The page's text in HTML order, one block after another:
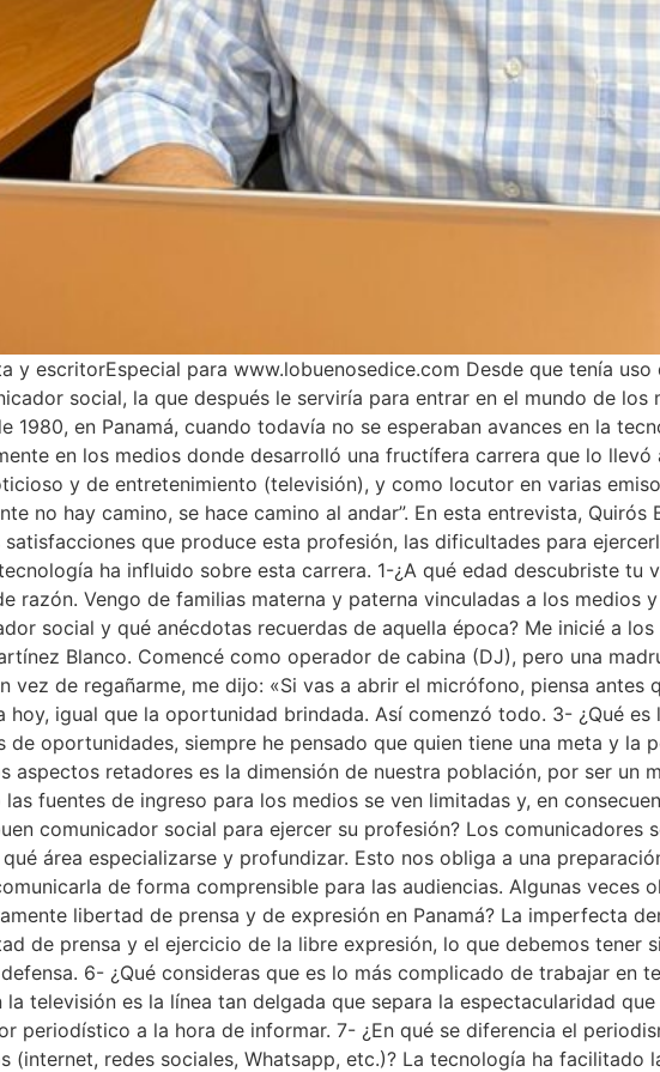
y escritorEspecial para www.lobuenosedice.com Desde que tenía
social, la que después le serviría para entrar en el mundo de
1980, en Panamá, cuando todavía no se esperaban avances en la
en los medios donde desarrolló una fructífera carrera que lo
y de entretenimiento (televisión), y como locutor en varias
no hay camino, se hace camino al andar”. En esta entrevista,
que produce esta profesión, las dificultades para
ha influido sobre esta carrera. 1-¿A qué edad descubriste tu
razón. Vengo de familias materna y paterna vinculadas a los medios
social y qué anécdotas recuerdas de aquella época? Me inicié a
Blanco. Comencé como operador de cabina (DJ), pero una
vez de regañarme, me dijo: «Si vas a abrir el micrófono, piensa antes
hoy, igual que la oportunidad brindada. Así comenzó todo. 3- ¿Qué
de oportunidades, siempre he pensado que quien tiene una meta y
aspectos retadores es la dimensión de nuestra población, por ser un
fuentes de ingreso para los medios se ven limitadas y, en
comunicador social para ejercer su profesión? Los comunicadores
área especializarse y profundizar. Esto nos obliga a una
de forma comprensible para las audiencias. Algunas veces
libertad de prensa y de expresión en Panamá? La imperfecta
de prensa y el ejercicio de la libre expresión, lo que debemos tener
6- ¿Qué consideras que es lo más complicado de trabajar en
televisión es la línea tan delgada que separa la espectacularidad
periodístico a la hora de informar. 7- ¿En qué se diferencia el
(internet, redes sociales, Whatsapp, etc.)? La tecnología ha facilitado